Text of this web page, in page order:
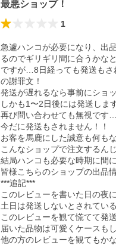
最悪ショップ！
1
急遽ハンコが必要になり、出
るのでギリギリ間に合うかな
ですが…8日経っても発送もさ
の謝罪文！
発送が遅れるなら事前にショ
しかも1〜2日後には発送しま
再び問い合わせても無視です…
今だに発送もされません！！
お客を馬鹿にした誠意も何も
こんなショップで注文するん
結局ハンコも必要な時期に間
皆様こちらのショップの出品
***追記***
このレビューを書いた日の夜
土日は発送しないとされてい
このレビューを観て慌てて発
届いた品物は可愛くケースも
他の方のレビューを観てもか